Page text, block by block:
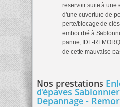
reservoir suite à une
d'une ouverture de
perte/blocage de
embourbé à
panne, IDF-
de cette mauvaise
Nos prestations
d'épaves
Depannage -